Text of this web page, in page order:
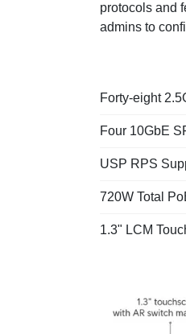
protocols and
admins to
Forty-eight
Four 10GbE
USP RPS
720W Total
1.3" LCM